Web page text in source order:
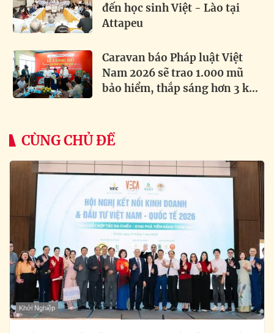
đến học sinh Việt - Lào tại
Attapeu
Caravan báo Pháp luật Việt
Nam 2026 sẽ trao 1.000 mũ
bảo hiểm, thắp sáng hơn 3 km
CÙNG CHỦ ĐỀ
Khởi Nghiệp